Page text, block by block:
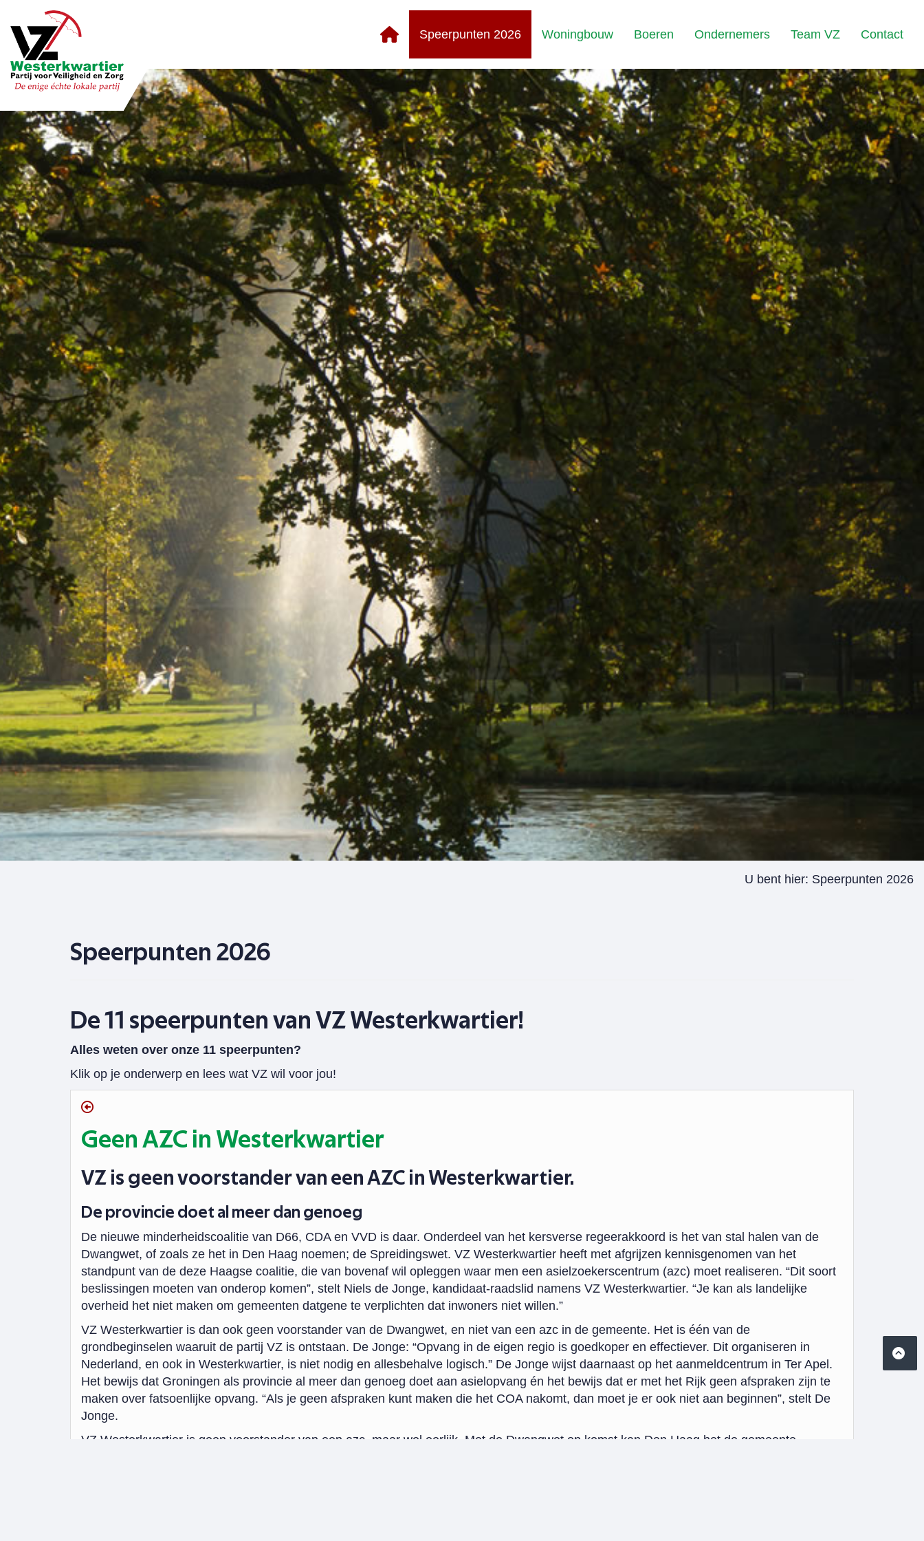
Speerpunten 2026 Woningbouw Boeren Ondernemers Team VZ Contact
U bent hier: Speerpunten 2026
Speerpunten 2026
De 11 speerpunten van VZ Westerkwartier!
Alles weten over onze 11 speerpunten?
Klik op je onderwerp en lees wat VZ wil voor jou!
Geen AZC in Westerkwartier
VZ is geen voorstander van een AZC in Westerkwartier.
De provincie doet al meer dan genoeg
De nieuwe minderheidscoalitie van D66, CDA en VVD is daar. Onderdeel van het kersverse regeerakkoord is het van stal halen van de
Dwangwet, of zoals ze het in Den Haag noemen; de Spreidingswet. VZ Westerkwartier heeft met afgrijzen kennisgenomen van het
standpunt van de deze Haagse coalitie, die van bovenaf wil opleggen waar men een asielzoekerscentrum (azc) moet realiseren. “Dit soort
beslissingen moeten van onderop komen”, stelt Niels de Jonge, kandidaat-raadslid namens VZ Westerkwartier. “Je kan als landelijke
overheid het niet maken om gemeenten datgene te verplichten dat inwoners niet willen.”
VZ Westerkwartier is dan ook geen voorstander van de Dwangwet, en niet van een azc in de gemeente. Het is één van de
grondbeginselen waaruit de partij VZ is ontstaan. De Jonge: “Opvang in de eigen regio is goedkoper en effectiever. Dit organiseren in
Nederland, en ook in Westerkwartier, is niet nodig en allesbehalve logisch.” De Jonge wijst daarnaast op het aanmeldcentrum in Ter Apel.
Het bewijs dat Groningen als provincie al meer dan genoeg doet aan asielopvang én het bewijs dat er met het Rijk geen afspraken zijn te
maken over fatsoenlijke opvang. “Als je geen afspraken kunt maken die het COA nakomt, dan moet je er ook niet aan beginnen”, stelt De
Jonge.
VZ Westerkwartier is geen voorstander van een azc, maar wel eerlijk. Met de Dwangwet op komst kan Den Haag het de gemeente